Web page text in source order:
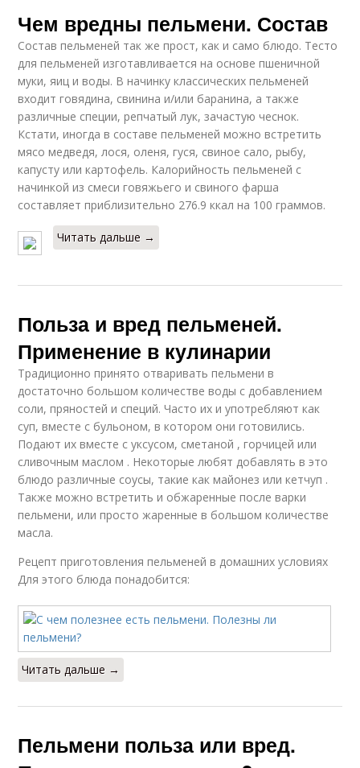
Чем вредны пельмени. Состав
Состав пельменей так же прост, как и само блюдо. Тесто
для пельменей изготавливается на основе пшеничной
муки, яиц и воды. В начинку классических пельменей
входит говядина, свинина и/или баранина, а также
различные специи, репчатый лук, зачастую чеснок.
Кстати, иногда в составе пельменей можно встретить
мясо медведя, лося, оленя, гуся, свиное сало, рыбу,
капусту или картофель. Калорийность пельменей с
начинкой из смеси говяжьего и свиного фарша
составляет приблизительно 276.9 ккал на 100 граммов.
Читать дальше →
Польза и вред пельменей.
Применение в кулинарии
Традиционно принято отваривать пельмени в
достаточно большом количестве воды с добавлением
соли, пряностей и специй. Часто их и употребляют как
суп, вместе с бульоном, в котором они готовились.
Подают их вместе с уксусом, сметаной , горчицей или
сливочным маслом . Некоторые любят добавлять в это
блюдо различные соусы, такие как майонез или кетчуп .
Также можно встретить и обжаренные после варки
пельмени, или просто жаренные в большом количестве
масла.
Рецепт приготовления пельменей в домашних условиях
Для этого блюда понадобится:
Читать дальше →
Пельмени польза или вред.